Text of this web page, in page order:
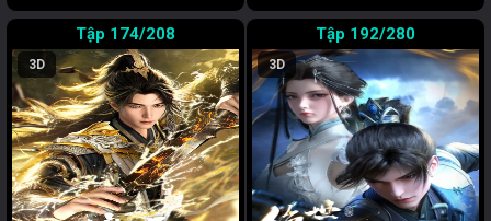
174/208
3D
192/280
3D